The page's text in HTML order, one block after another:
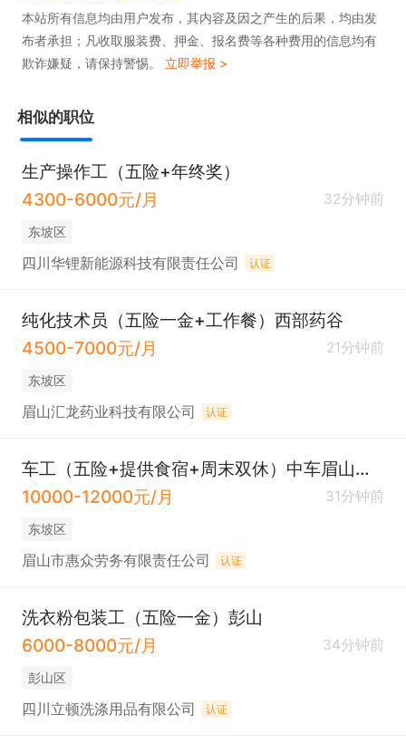
本站所有信息均由用户发布，其内容及因之产生的后果，均由发
布者承担；凡收取服装费、押金、报名费等各种费用的信息均有
欺诈嫌疑，请保持警惕。 立即举报 >
相似的职位
生产操作工（五险+年终奖）
4300-6000元/月
32分钟前
东坡区
四川华锂新能源科技有限责任公司 认证
纯化技术员（五险一金+工作餐）西部药谷
4500-7000元/月
21分钟前
东坡区
眉山汇龙药业科技有限公司 认证
车工（五险+提供食宿+周末双休）中车眉山车辆厂
10000-12000元/月
31分钟前
东坡区
眉山市惠众劳务有限责任公司 认证
洗衣粉包装工（五险一金）彭山
6000-8000元/月
34分钟前
彭山区
四川立顿洗涤用品有限公司 认证